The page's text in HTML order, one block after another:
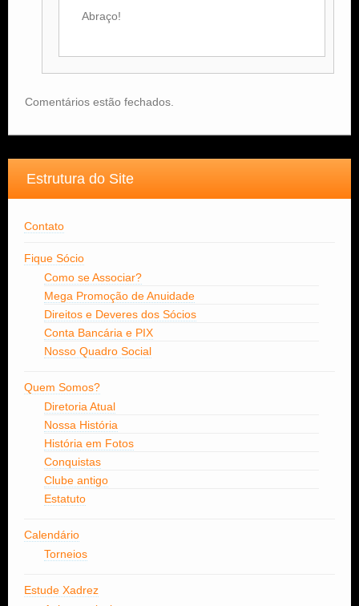
Abraço!
Comentários estão fechados.
Estrutura do Site
Contato
Fique Sócio
Como se Associar?
Mega Promoção de Anuidade
Direitos e Deveres dos Sócios
Conta Bancária e PIX
Nosso Quadro Social
Quem Somos?
Diretoria Atual
Nossa História
História em Fotos
Conquistas
Clube antigo
Estatuto
Calendário
Torneios
Estude Xadrez